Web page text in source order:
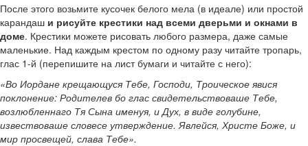
После этого возьмите кусочек белого мела (в идеале) или простой
карандаш и рисуйте крестики над всеми дверьми и окнами в
доме. Крестики можете рисовать любого размера, даже самые
маленькие. Над каждым крестом по одному разу читайте тропарь,
глас 1-й (перепишите на лист бумаги и читайте с него):
«Во Иордане крещающуся Тебе, Господи, Троическое явися
поклонение: Родителев бо глас свидетельствоваше Тебе,
возлюбленнаго Тя Сына именуя, и Дух, в виде голубине,
извествоваше словесе утверждение. Явлейся, Христе Боже, и
мир просвещей, слава Тебе».